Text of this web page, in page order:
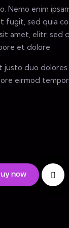
Nemo enim
fugit, sed quia
amet, elitr, sed
et dolore.
justo duo
eirmod
now